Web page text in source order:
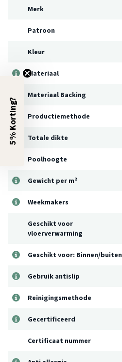
Merk
Patroon
Kleur
Materiaal
Materiaal Backing
Productiemethode
Totale dikte
Poolhoogte
Gewicht per m²
Weekmakers
Geschikt voor
vloerverwarming
Geschikt voor: Binnen/buiten
Gebruik antislip
Reinigingsmethode
Gecertificeerd
Certificaat nummer
5% Korting?